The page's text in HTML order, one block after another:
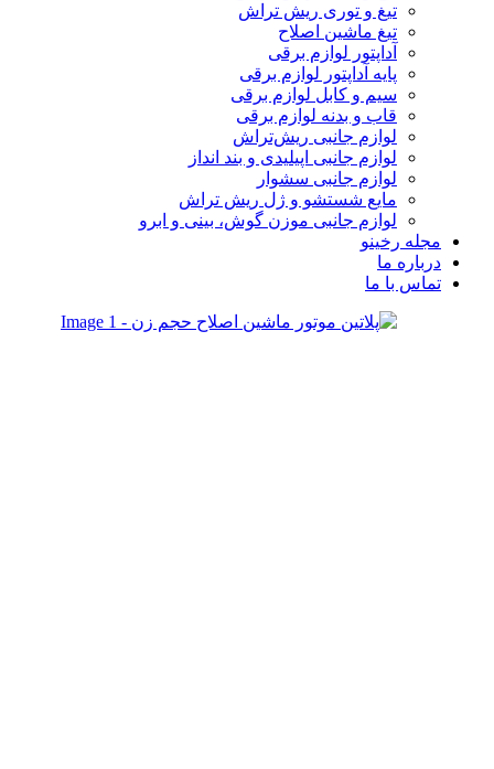
تیغ و توری ریش تراش
تیغ ماشین اصلاح
آداپتور لوازم برقی
پایه آداپتور لوازم برقی
سیم و کابل لوازم برقی
قاب و بدنه لوازم برقی
لوازم جانبی ریش‌تراش
لوازم جانبی اپیلیدی و بند انداز
لوازم جانبی سشوار
مایع شستشو و ژل ریش تراش
لوازم جانبی موزن گوش، بینی و ابرو
مجله رخینو
درباره ما
تماس با ما